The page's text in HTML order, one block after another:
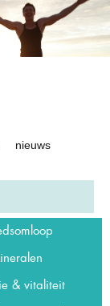
nieuws
& vitaliteit